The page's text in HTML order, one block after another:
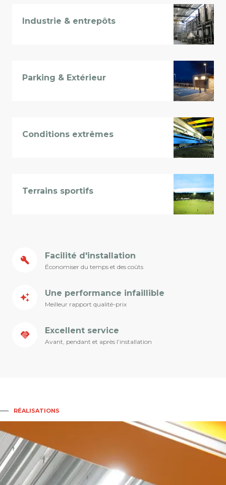
Industrie & entrepôts
Parking & Extérieur
Conditions extrêmes
Terrains sportifs
Facilité d'installation
Économiser du temps et des coûts
Une performance infaillible
Meilleur rapport qualité-prix
Excellent service
Avant, pendant et après l’installation
RÉALISATIONS